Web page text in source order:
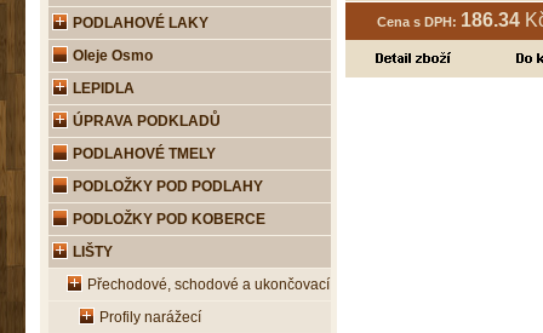
Cena s DPH: 186.34
PODLAHOVÉ LAKY
Oleje Osmo
LEPIDLA
ÚPRAVA PODKLADŮ
PODLAHOVÉ TMELY
PODLOŽKY POD PODLAHY
PODLOŽKY POD KOBERCE
LIŠTY
Přechodové, schodové a ukončovací
Profily narážecí